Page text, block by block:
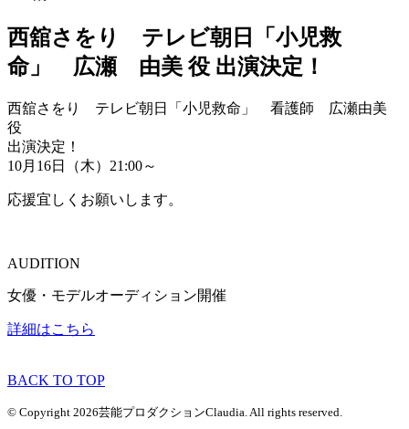
西舘さをり テレビ朝日「小児救
命」 広瀬 由美 役 出演決定！
西舘さをり テレビ朝日「小児救命」 看護師 広瀬由美
役
出演決定！
10月16日（木）21:00～
応援宜しくお願いします。
AUDITION
女優・モデルオーディション開催
詳細はこちら
BACK TO TOP
© Copyright 2026芸能プロダクションClaudia. All rights reserved.